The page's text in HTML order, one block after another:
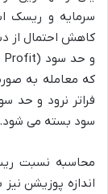
سرمایه و ریسک
که معامله به
فراتر نرود و حد
سود بسته می شود.
اندازه پوزیشن